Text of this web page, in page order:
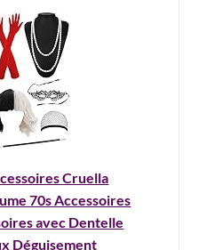
Cruella
70s Accessoires
avec Dentelle
Déguisement